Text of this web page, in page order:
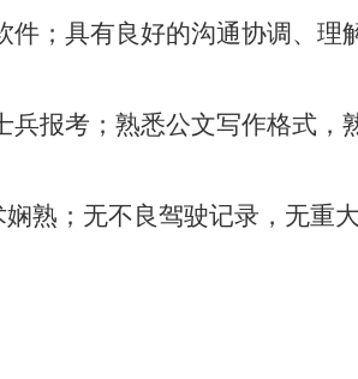
；具有良好的沟通协调、理
报考；熟悉公文写作格式，
熟；无不良驾驶记录，无重